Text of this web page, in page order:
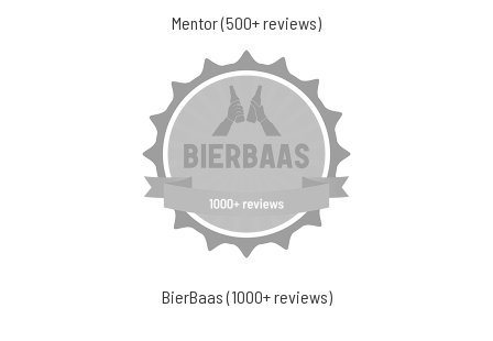
Mentor (500+ reviews)
BierBaas (1000+ reviews)